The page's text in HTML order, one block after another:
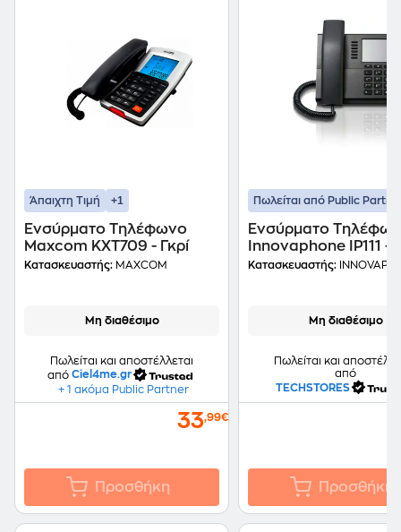
Άπαιχτη Τιμή +1
Ενσύρματο Τηλέφωνο
Maxcom KXT709 - Γκρί
Κατασκευαστής: MAXCOM
Μη διαθέσιμο
Πωλείται και αποστέλλεται
από Ciel4me.gr
+ 1 ακόμα Public Partner
33,99€
Προσθήκη
Πωλείται από Public
Ενσύρματο
Innovaphone IP111 -
Μαύρο
Κατασκευαστής:
Μη διαθέσιμο
Πωλείται και
από
TECHSTORES
Προσθήκη